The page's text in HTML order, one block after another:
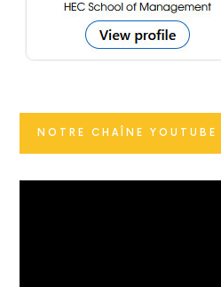
NOTRE CHAÎNE YOUTUBE